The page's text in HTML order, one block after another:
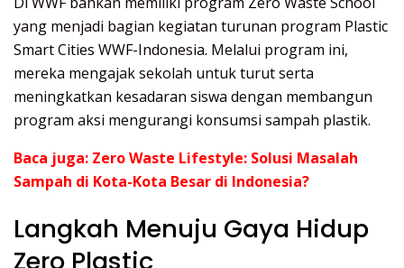
yang menjadi bagian kegiatan turunan program Plastic
Smart Cities WWF-Indonesia. Melalui program ini,
mereka mengajak sekolah untuk turut serta
meningkatkan kesadaran siswa dengan membangun
program aksi mengurangi konsumsi sampah plastik.
Baca juga: Zero Waste Lifestyle: Solusi Masalah
Sampah di Kota-Kota Besar di Indonesia?
Langkah Menuju Gaya Hidup